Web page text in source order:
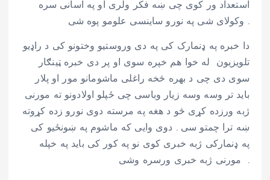
استعداد ور کوی چی ښه فکر ولری او په اسانی سره
وکولای شی په نورو ساینسی علومو پوه شی .
دا خبره په ډنمارک کی په دی وروستیو وختونو کی د راډیو
تلویزیون له خوا هم خپره سوی او پر دی خبره ټینګار
سوی دی چی د بهره څخه راغلی ماشومانو مور او پلار
باید تر وسه وسه زیار وباسی چی ځپلو اولادونو ته مورنی
ژبه ورزده کړی څو د هغه په مرسته دوی نورو زده کړوته
ښه ترا چمتو سی . دوی وایی که ماشوم په ښونځیو کی
په ډنمارکی ژبه خبری کوی نو په کور کی باید په خپله
مورنی ژبه خبری ورسره وشی .